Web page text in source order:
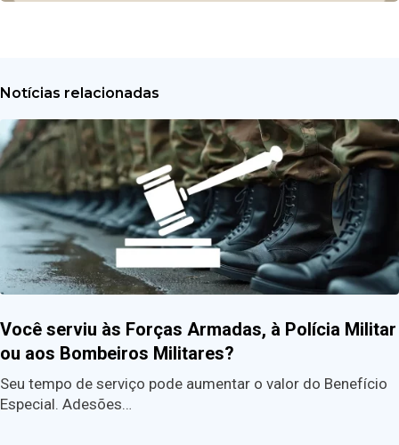
Notícias relacionadas
Você serviu às Forças Armadas, à Polícia Militar
ou aos Bombeiros Militares?
Seu tempo de serviço pode aumentar o valor do Benefício
Especial. Adesões…